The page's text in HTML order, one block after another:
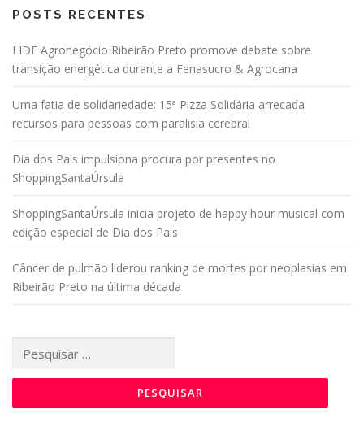
POSTS RECENTES
LIDE Agronegócio Ribeirão Preto promove debate sobre
transição energética durante a Fenasucro & Agrocana
Uma fatia de solidariedade: 15ª Pizza Solidária arrecada
recursos para pessoas com paralisia cerebral
Dia dos Pais impulsiona procura por presentes no
ShoppingSantaÚrsula
ShoppingSantaÚrsula inicia projeto de happy hour musical com
edição especial de Dia dos Pais
Câncer de pulmão liderou ranking de mortes por neoplasias em
Ribeirão Preto na última década
por: